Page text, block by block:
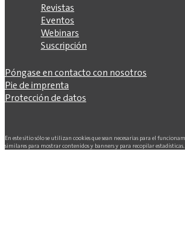
Revistas
Eventos
Webinars
Suscripción
Póngase en contacto con nosotros
Pie de imprenta
Protección de datos
En este sitio sólo se utilizan cookies que sean necesarias para el
similares para mostrar contenidos y banners y para recopilar estadísticas.